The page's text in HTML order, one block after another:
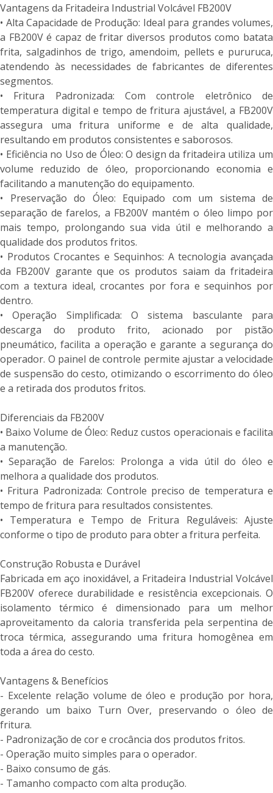
Vantagens da Fritadeira Industrial Volcável FB200V
• Alta Capacidade de Produção: Ideal para grandes volumes,
a FB200V é capaz de fritar diversos produtos como batata
frita, salgadinhos de trigo, amendoim, pellets e pururuca,
atendendo às necessidades de fabricantes de diferentes
segmentos.
• Fritura Padronizada: Com controle eletrônico de
temperatura digital e tempo de fritura ajustável, a FB200V
assegura uma fritura uniforme e de alta qualidade,
resultando em produtos consistentes e saborosos.
• Eficiência no Uso de Óleo: O design da fritadeira utiliza um
volume reduzido de óleo, proporcionando economia e
facilitando a manutenção do equipamento.
• Preservação do Óleo: Equipado com um sistema de
separação de farelos, a FB200V mantém o óleo limpo por
mais tempo, prolongando sua vida útil e melhorando a
qualidade dos produtos fritos.
• Produtos Crocantes e Sequinhos: A tecnologia avançada
da FB200V garante que os produtos saiam da fritadeira
com a textura ideal, crocantes por fora e sequinhos por
dentro.
• Operação Simplificada: O sistema basculante para
descarga do produto frito, acionado por pistão
pneumático, facilita a operação e garante a segurança do
operador. O painel de controle permite ajustar a velocidade
de suspensão do cesto, otimizando o escorrimento do óleo
e a retirada dos produtos fritos.
Diferenciais da FB200V
• Baixo Volume de Óleo: Reduz custos operacionais e facilita
a manutenção.
• Separação de Farelos: Prolonga a vida útil do óleo e
melhora a qualidade dos produtos.
• Fritura Padronizada: Controle preciso de temperatura e
tempo de fritura para resultados consistentes.
• Temperatura e Tempo de Fritura Reguláveis: Ajuste
conforme o tipo de produto para obter a fritura perfeita.
Construção Robusta e Durável
Fabricada em aço inoxidável, a Fritadeira Industrial Volcável
FB200V oferece durabilidade e resistência excepcionais. O
isolamento térmico é dimensionado para um melhor
aproveitamento da caloria transferida pela serpentina de
troca térmica, assegurando uma fritura homogênea em
toda a área do cesto.
Vantagens & Benefícios
- Excelente relação volume de óleo e produção por hora,
gerando um baixo Turn Over, preservando o óleo de
fritura.
- Padronização de cor e crocância dos produtos fritos.
- Operação muito simples para o operador.
- Baixo consumo de gás.
- Tamanho compacto com alta produção.